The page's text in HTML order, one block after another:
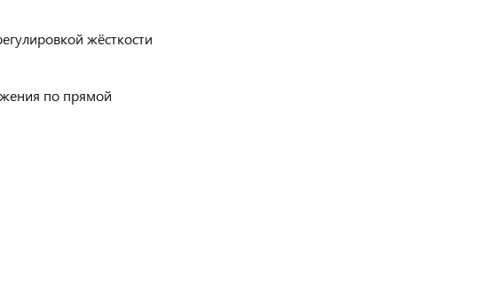
жёсткости
по прямой